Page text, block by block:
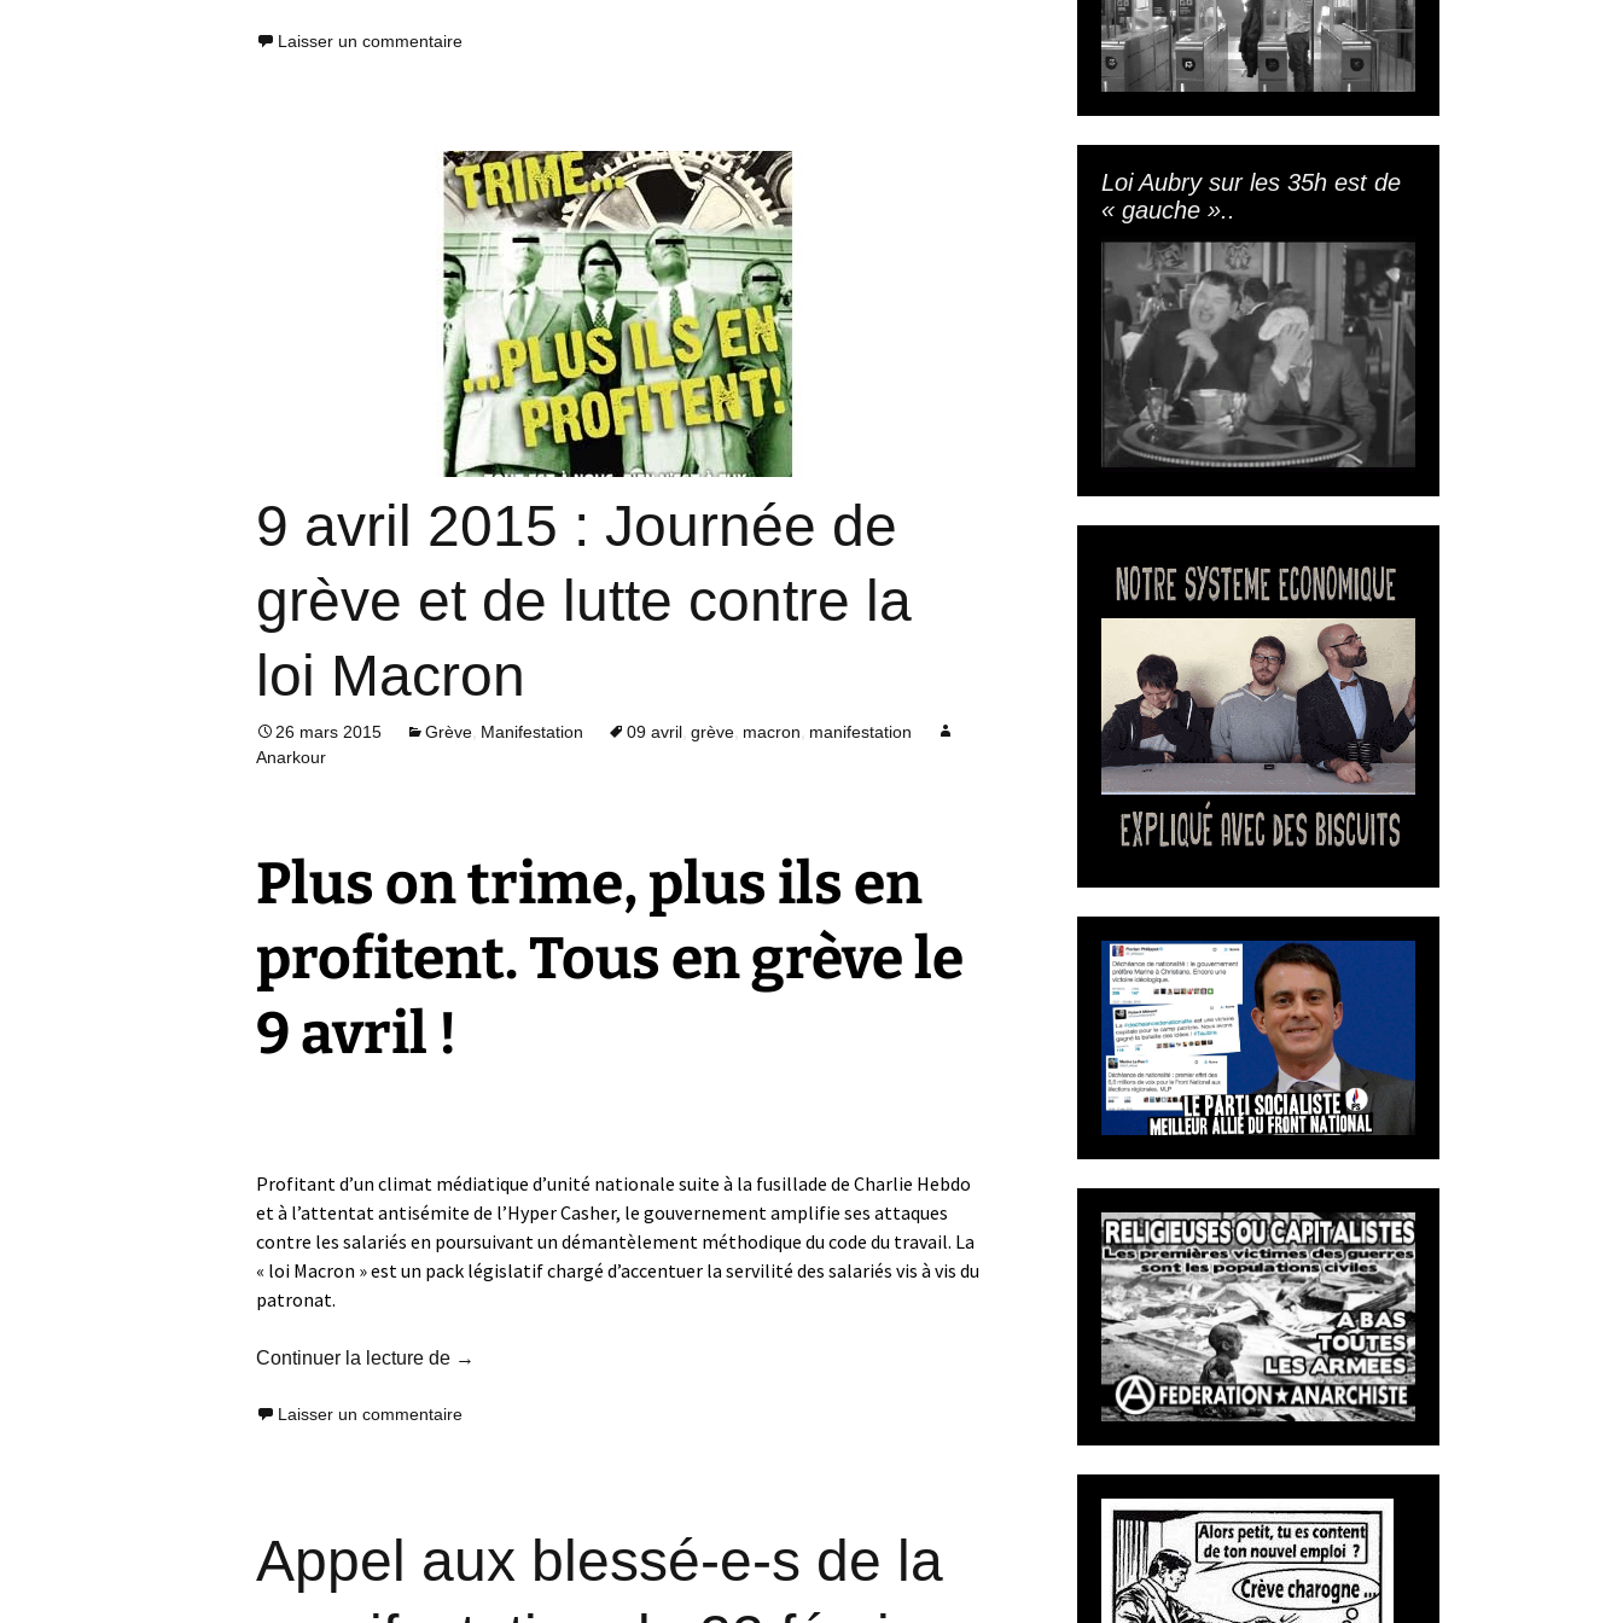
Laisser un commentaire
9 avril 2015 : Journée de
grève et de lutte contre la
loi Macron
26 mars 2015 Grève, Manifestation 09 avril, grève, macron, manifestation
Anarkour
Plus on trime, plus ils en
profitent. Tous en grève le
9 avril !
Profitant d’un climat médiatique d’unité nationale suite à la fusillade de Charlie Hebdo
et à l’attentat antisémite de l’Hyper Casher, le gouvernement amplifie ses attaques
contre les salariés en poursuivant un démantèlement méthodique du code du travail. La
« loi Macron » est un pack législatif chargé d’accentuer la servilité des salariés vis à vis du
patronat.
Continuer la lecture de 9 avril 2015 : Journée de grève et de lutte contre la loi Macron
→
Laisser un commentaire
Appel aux blessé-e-s de la
Loi Aubry sur les 35h est de
« gauche »..